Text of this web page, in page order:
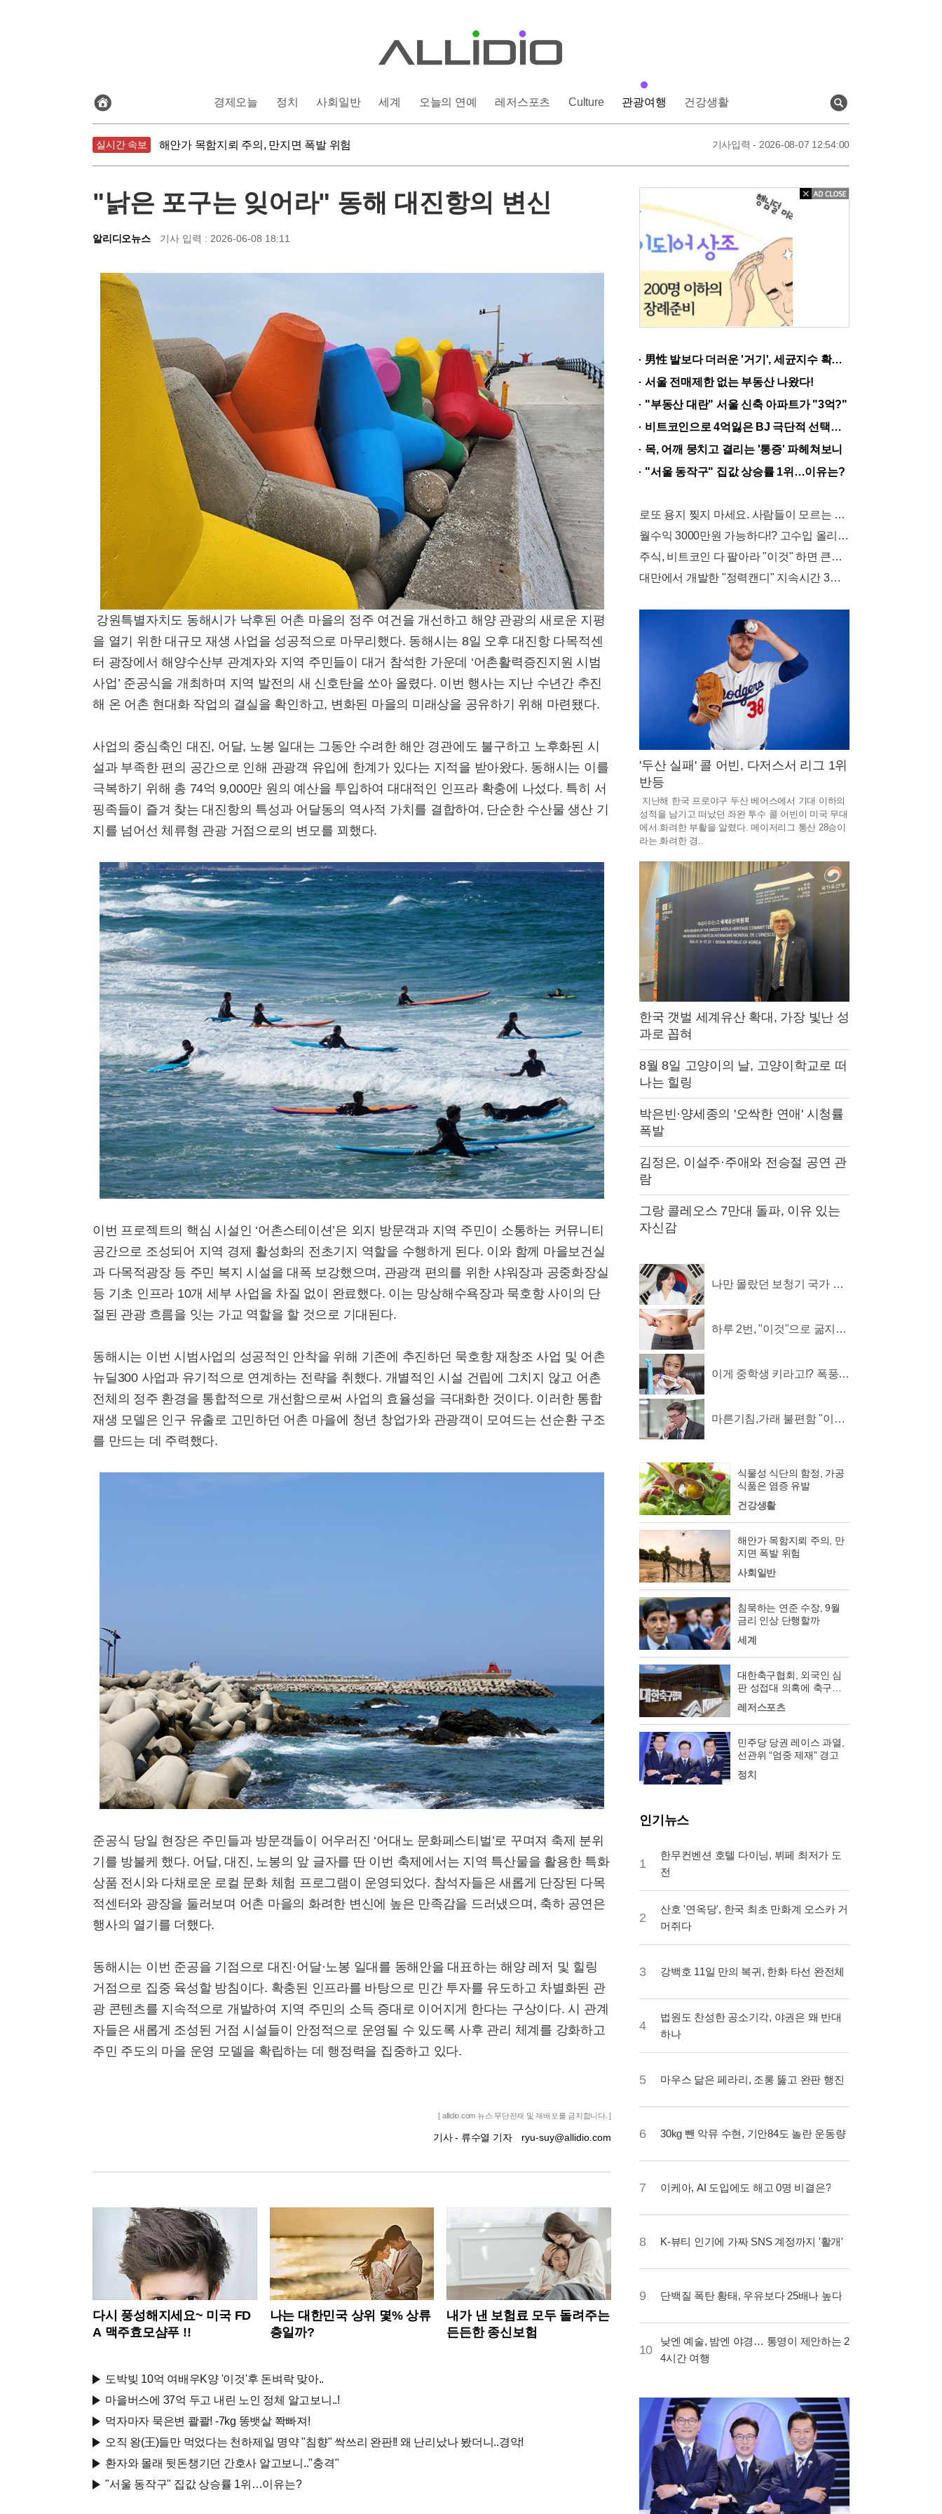
검
색
전
체
보
기
경제오늘 정치 사회일반 세계 오늘의 연예 레저스포츠 Culture 관광여행 건강생활
실시간 속보 해안가 목함지뢰 주의, 만지면 폭발 위험 기사입력 - 2026-08-07 12:54:00
"낡은 포구는 잊어라" 동해 대진항의 변신
알리디오뉴스 기사 입력 : 2026-06-08 18:11
강원특별자치도 동해시가 낙후된 어촌 마을의 정주 여건을 개선하고 해양 관광의 새로운 지평
을 열기 위한 대규모 재생 사업을 성공적으로 마무리했다. 동해시는 8일 오후 대진항 다목적센
터 광장에서 해양수산부 관계자와 지역 주민들이 대거 참석한 가운데 ‘어촌활력증진지원 시범
사업’ 준공식을 개최하며 지역 발전의 새 신호탄을 쏘아 올렸다. 이번 행사는 지난 수년간 추진
해 온 어촌 현대화 작업의 결실을 확인하고, 변화된 마을의 미래상을 공유하기 위해 마련됐다.
사업의 중심축인 대진, 어달, 노봉 일대는 그동안 수려한 해안 경관에도 불구하고 노후화된 시
설과 부족한 편의 공간으로 인해 관광객 유입에 한계가 있다는 지적을 받아왔다. 동해시는 이를
극복하기 위해 총 74억 9,000만 원의 예산을 투입하여 대대적인 인프라 확충에 나섰다. 특히 서
핑족들이 즐겨 찾는 대진항의 특성과 어달동의 역사적 가치를 결합하여, 단순한 수산물 생산 기
지를 넘어선 체류형 관광 거점으로의 변모를 꾀했다.
이번 프로젝트의 핵심 시설인 ‘어촌스테이션’은 외지 방문객과 지역 주민이 소통하는 커뮤니티
공간으로 조성되어 지역 경제 활성화의 전초기지 역할을 수행하게 된다. 이와 함께 마을보건실
과 다목적광장 등 주민 복지 시설을 대폭 보강했으며, 관광객 편의를 위한 샤워장과 공중화장실
등 기초 인프라 10개 세부 사업을 차질 없이 완료했다. 이는 망상해수욕장과 묵호항 사이의 단
절된 관광 흐름을 잇는 가교 역할을 할 것으로 기대된다.
동해시는 이번 시범사업의 성공적인 안착을 위해 기존에 추진하던 묵호항 재창조 사업 및 어촌
뉴딜300 사업과 유기적으로 연계하는 전략을 취했다. 개별적인 시설 건립에 그치지 않고 어촌
전체의 정주 환경을 통합적으로 개선함으로써 사업의 효율성을 극대화한 것이다. 이러한 통합
재생 모델은 인구 유출로 고민하던 어촌 마을에 청년 창업가와 관광객이 모여드는 선순환 구조
를 만드는 데 주력했다.
준공식 당일 현장은 주민들과 방문객들이 어우러진 ‘어대노 문화페스티벌’로 꾸며져 축제 분위
기를 방불케 했다. 어달, 대진, 노봉의 앞 글자를 딴 이번 축제에서는 지역 특산물을 활용한 특화
상품 전시와 다채로운 로컬 문화 체험 프로그램이 운영되었다. 참석자들은 새롭게 단장된 다목
적센터와 광장을 둘러보며 어촌 마을의 화려한 변신에 높은 만족감을 드러냈으며, 축하 공연은
행사의 열기를 더했다.
동해시는 이번 준공을 기점으로 대진·어달·노봉 일대를 동해안을 대표하는 해양 레저 및 힐링
거점으로 집중 육성할 방침이다. 확충된 인프라를 바탕으로 민간 투자를 유도하고 차별화된 관
광 콘텐츠를 지속적으로 개발하여 지역 주민의 소득 증대로 이어지게 한다는 구상이다. 시 관계
자들은 새롭게 조성된 거점 시설들이 안정적으로 운영될 수 있도록 사후 관리 체계를 강화하고
주민 주도의 마을 운영 모델을 확립하는 데 행정력을 집중하고 있다.
[ allidio.com 뉴스 무단전재 및 재배포를 금지합니다. ]
기사 - 류수열 기자 ryu-suy@allidio.com
다시 풍성해지세요~ 미국 FD
A 맥주효모샴푸 !!
나는 대한민국 상위 몇% 상류
층일까?
내가 낸 보험료 모두 돌려주는
든든한 종신보험
도박빚 10억 여배우K양 '이것'후 돈벼락 맞아..
마을버스에 37억 두고 내린 노인 정체 알고보니..!
먹자마자 묵은변 콸콸! -7kg 똥뱃살 쫙빠져!
오직 왕(王)들만 먹었다는 천하제일 명약 "침향" 싹쓰리 완판!! 왜 난리났나 봤더니..경악!
환자와 몰래 뒷돈챙기던 간호사 알고보니.."충격"
"서울 동작구" 집값 상승률 1위…이유는?
조
가
을
해
?
가
성
좋
은
후
제
이
어
조
男性 발보다 더러운 '거기', 세균지수 확인해보니..충격!
서울 전매제한 없는 부동산 나왔다!
"부동산 대란" 서울 신축 아파트가 "3억?"
비트코인으로 4억잃은 BJ 극단적 선택…충격!
목, 어깨 뭉치고 결리는 '통증' 파헤쳐보니
"서울 동작구" 집값 상승률 1위…이유는?
로또 용지 찢지 마세요. 사람들이 모르는 3가지!!
월수익 3000만원 가능하다!? 고수입 올리는 이 "자격증"에 몰리는 이유 알고보니…
주식, 비트코인 다 팔아라 "이것" 하면 큰돈 번다!
대만에서 개발한 "정력캔디" 지속시간 3일! 충격!
'두산 실패' 콜 어빈, 다저스서 리그 1위
반등
지난해 한국 프로야구 두산 베어스에서 기대 이하의
성적을 남기고 떠났던 좌완 투수 콜 어빈이 미국 무대
에서 화려한 부활을 알렸다. 메이저리그 통산 28승이
라는 화려한 경..
한국 갯벌 세계유산 확대, 가장 빛난 성
과로 꼽혀
8월 8일 고양이의 날, 고양이학교로 떠
나는 힐링
박은빈·양세종의 '오싹한 연애' 시청률
폭발
김정은, 이설주·주애와 전승절 공연 관
람
그랑 콜레오스 7만대 돌파, 이유 있는
자신감
나만 몰랐던 보청기 국가 지
하루 2번, "이것"으로 굶지않
이게 중학생 키라고!? 폭풍성
마른기침,가래 불편함 "이
식물성 식단의 함정, 가공
식품은 염증 유발
건강생활
해안가 목함지뢰 주의, 만
지면 폭발 위험
사회일반
침묵하는 연준 수장, 9월
금리 인상 단행할까
세계
대한축구협회, 외국인 심
판 성접대 의혹에 축구팬
레저스포츠
민주당 당권 레이스 과열,
선관위 “엄중 제재” 경고
정치
인기뉴스
1
한무컨벤션 호텔 다이닝, 뷔페 최저가 도
전
2
산호 '연옥당', 한국 최초 만화계 오스카 거
머쥐다
3 강백호 11일 만의 복귀, 한화 타선 완전체
4
법원도 찬성한 공소기각, 야권은 왜 반대
하나
5 마우스 닮은 페라리, 조롱 뚫고 완판 행진
6 30kg 뺀 악뮤 수현, 기안84도 놀란 운동량
7 이케아, AI 도입에도 해고 0명 비결은?
8 K-뷰티 인기에 가짜 SNS 계정까지 '활개'
9 단백질 폭탄 황태, 우유보다 25배나 높다
10
낮엔 예술, 밤엔 야경… 통영이 제안하는 2
4시간 여행